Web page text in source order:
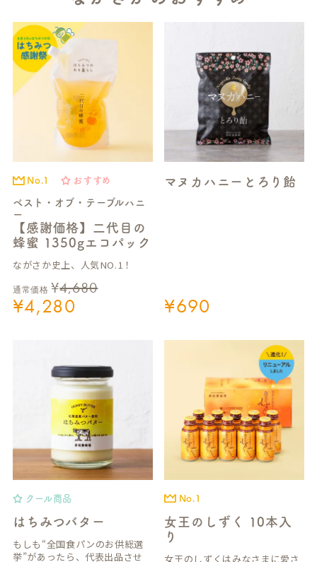
No.1 おすすめ
ベスト・オブ・テーブルハニ
ー
【感謝価格】二代目の
蜂蜜 1350gエコパック
ながさか史上、人気NO.1！
通常価格 ¥4,680
¥4,280
マヌカハニーとろり飴
¥690
クール商品
はちみつバター
もしも“全国食パンのお供総選
挙”があったら、代表出品させ
No.1
女王のしずく 10本入
り
女王のしずくはみなさまに愛さ